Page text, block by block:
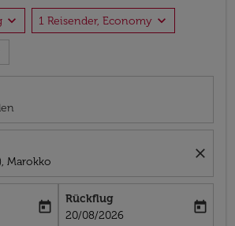
expand_more 1 Reisender, Economy expand_more
Marokko
close
date-aria-label
today
Rückflug
fc-booking-return-date-aria-label
20/08/2026
today